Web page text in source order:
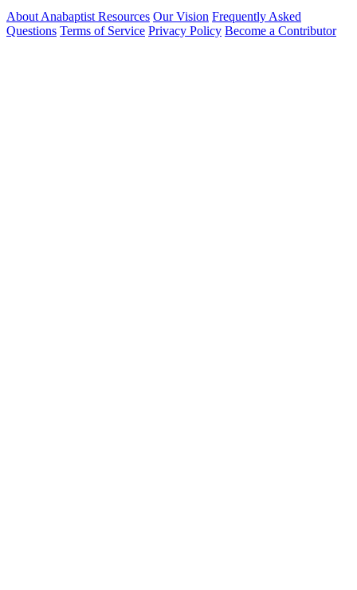
About Anabaptist Resources Our Vision Frequently Asked
Questions Terms of Service Privacy Policy Become a Contributor